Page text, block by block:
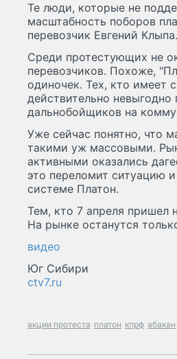
Те люди, которые не
масштабность поборов
перевозчик Евгений Клыпа.
Среди протестующих не
перевозчиков. Похоже,
одиночек. Тех, кто имеет
действительно
дальнобойщиков на
Уже сейчас понятно, что
такими уж массовыми.
активными оказались
это переломит ситуацию
системе Платон.
Тем, кто 7 апреля пришел
На рынке останутся
видео
Юг Сибири
ctv7.ru
акции протеста платон кпрф абакан